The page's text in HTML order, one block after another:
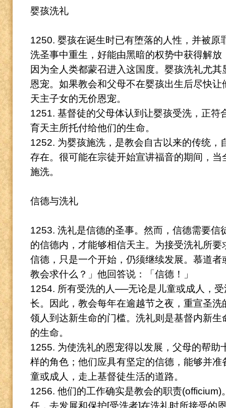
婴孩洗礼
1250. 婴孩在诞生时已有堕落的人性，并被原
洗圣事中重生，好能由黑暗的权势中获得解
因为全人类都蒙召进入这国度。婴孩洗礼尤其
恩宠。如果教会和父母不在婴孩出生后尽快
天主子女的无价恩宠。
1251. 基督徒的父母体认到让婴孩受洗，正符
育天主所托付给他们的生命。
1252. 为婴孩施洗，是教会自古以来的传统，
存在。很可能在宗徒开始宣讲福音的期间，
施洗。
信德与洗礼
1253. 洗礼是信德的圣事。然而，信德需要信
的信德内，才能够相信天主。 为接受洗礼所要
信德，只是一个开始，仍须继续发展。慕道者
教会求什么？」他回答说：「信德！」
1254. 所有受洗的人──无论是儿童或成人，
长。
因此，教会每年在逾越节之夜，重宣圣洗
领人到达新生命的门槛。洗礼则是基督内新生
的生命。
1255. 为使洗礼的恩宠得以发展，父母的帮助
样的角色；他们应具有坚定的信德，能够并
童或成人，走上基督徒生活的道路。
1256. 他们的工作确实是教会的职责(officium)
任，去发展和保护[受洗者]在洗礼时所接受的